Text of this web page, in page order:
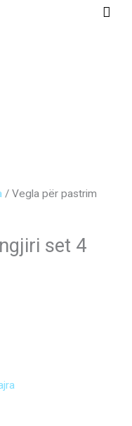
Main
/ Vegla për pastrim
set 4